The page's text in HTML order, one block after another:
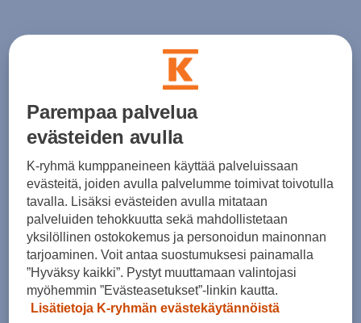
Reebok
Oneseries Tr 3P W
14,90 €
Reebok
Oneseries Tr 3P W
14,90 €
Parempaa palvelua
evästeiden avulla
K-ryhmä kumppaneineen käyttää palveluissaan
evästeitä, joiden avulla palvelumme toimivat toivotulla
tavalla. Lisäksi evästeiden avulla mitataan
palveluiden tehokkuutta sekä mahdollistetaan
yksilöllinen ostokokemus ja personoidun mainonnan
tarjoaminen. Voit antaa suostumuksesi painamalla
”Hyväksy kaikki”. Pystyt muuttamaan valintojasi
myöhemmin ”Evästeasetukset”-linkin kautta.
Lisätietoja K-ryhmän evästekäytännöistä